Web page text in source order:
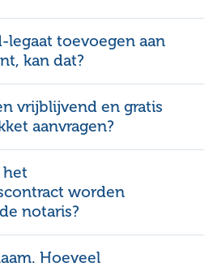
legaat toevoegen aan
kan dat?
vrijblijvend en gratis
aanvragen?
hier
het
worden
notaris?
Hoeveel
2026